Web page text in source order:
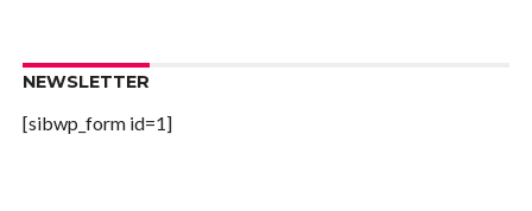
NEWSLETTER
[sibwp_form id=1]